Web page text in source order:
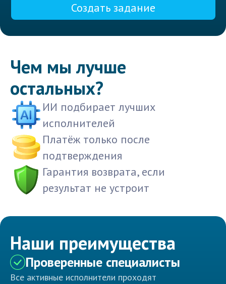
Создать задание
Чем мы лучше
остальных?
ИИ подбирает лучших
исполнителей
Платёж только после
подтверждения
Гарантия возврата, если
результат не устроит
Наши преимущества
Проверенные специалисты
Все активные исполнители проходят